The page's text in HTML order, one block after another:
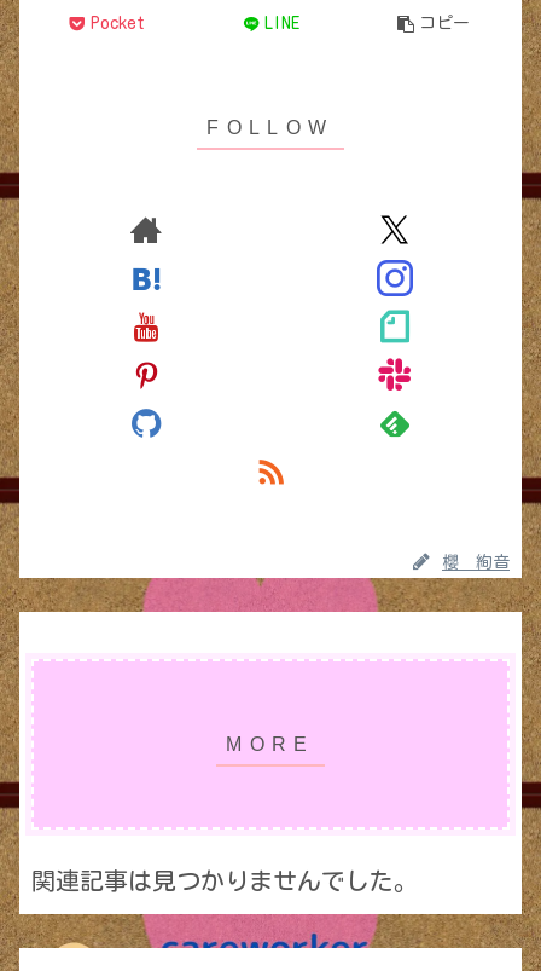
Pocket LINE コピー
櫻 絢音
関連記事は見つかりませんでした。